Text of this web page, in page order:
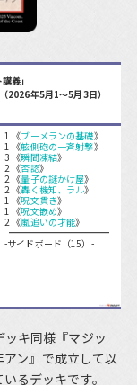
義」
2026年5月1～5月3日）
1 《ブーメランの基礎》
1 《舷側砲の一斉射撃》
3 《瞬間凍結》
2 《否認》
2 《量子の謎かけ屋》
2 《轟く機知、ラル》
1 《呪文貫き》
1 《呪文嵌め》
2 《嵐追いの才能》
-サイドボード（15）-
キ同様『マジッ
ン』で成立して以
るデッキです。